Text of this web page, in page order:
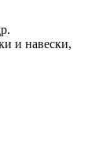
и навески,